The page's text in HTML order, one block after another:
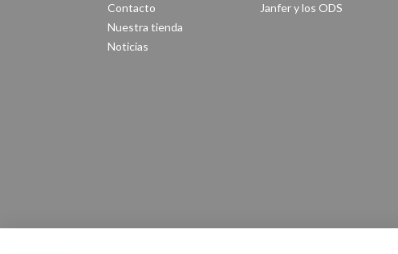
Contacto
Nuestra tienda
Noticias
Janfer y los ODS